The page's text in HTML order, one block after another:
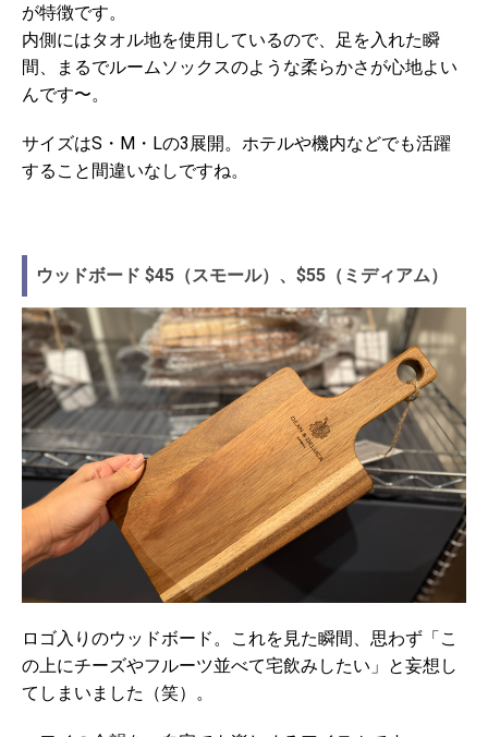
が特徴です。
内側にはタオル地を使用しているので、足を入れた瞬
間、まるでルームソックスのような柔らかさが心地よい
んです〜。
サイズはS・M・Lの3展開。ホテルや機内などでも活躍
すること間違いなしですね。
ウッドボード $45（スモール）、$55（ミディアム）
ロゴ入りのウッドボード。これを見た瞬間、思わず「こ
の上にチーズやフルーツ並べて宅飲みしたい」と妄想し
てしまいました（笑）。